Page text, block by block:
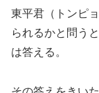
東平君（トンピ
られるかと問う
は答える。